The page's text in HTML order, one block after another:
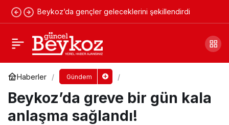
Beykoz’da gençler geleceklerini şekillendirdi
Haberler Gündem
Beykoz’da greve bir gün kala
anlaşma sağlandı!
CHP’li Beykoz Belediyesi tarım arazisini
imara açıyor!
Yorum Yap Paylaş